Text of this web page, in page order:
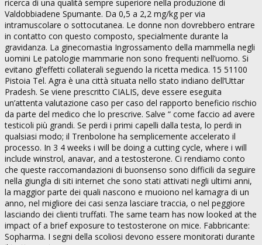
ricerca di una qualità sempre superiore nella produzione di
Valdobbiadene Spumante. Da 0,5 a 2,2 mg/kg per via
intramuscolare o sottocutanea. Le donne non dovrebbero entrare
in contatto con questo composto, specialmente durante la
gravidanza. La ginecomastia Ingrossamento della mammella negli
uomini Le patologie mammarie non sono frequenti nell’uomo. Si
evitano gl’effetti collaterali seguendo la ricetta medica. 15 51100
Pistoia Tel. Agra è una città situata nello stato indiano dell’Uttar
Pradesh. Se viene prescritto CIALIS, deve essere eseguita
un’attenta valutazione caso per caso del rapporto beneficio rischio
da parte del medico che lo prescrive. Salve “ come faccio ad avere
testicoli più grandi. Se perdi i primi capelli dalla testa, lo perdi in
qualsiasi modo; il Trenbolone ha semplicemente accelerato il
processo. In 3 4 weeks i will be doing a cutting cycle, where i will
include winstrol, anavar, and a testosterone. Ci rendiamo conto
che queste raccomandazioni di buonsenso sono difficili da seguire
nella giungla di siti internet che sono stati attivati negli ultimi anni,
la maggior parte dei quali nascono e muoiono nel kamagra di un
anno, nel migliore dei casi senza lasciare traccia, o nel peggiore
lasciando dei clienti truffati. The same team has now looked at the
impact of a brief exposure to testosterone on mice. Fabbricante:
Sopharma. I segni della scoliosi devono essere monitorati durante